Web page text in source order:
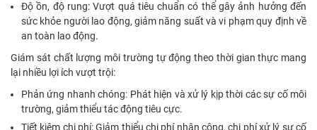
Độ ồn, độ rung: Vượt quá tiêu chuẩn có thể gây ảnh hưởng đến
sức khỏe người lao động, giảm năng suất và vi phạm quy định về
an toàn lao động.
Giám sát chất lượng môi trường tự động theo thời gian thực mang
lại nhiều lợi ích vượt trội:
Phản ứng nhanh chóng: Phát hiện và xử lý kịp thời các sự cố môi
trường, giảm thiểu tác động tiêu cực.
Tiết kiệm chi phí: Giảm thiểu chi phí nhân công, chi phí xử lý sự cố